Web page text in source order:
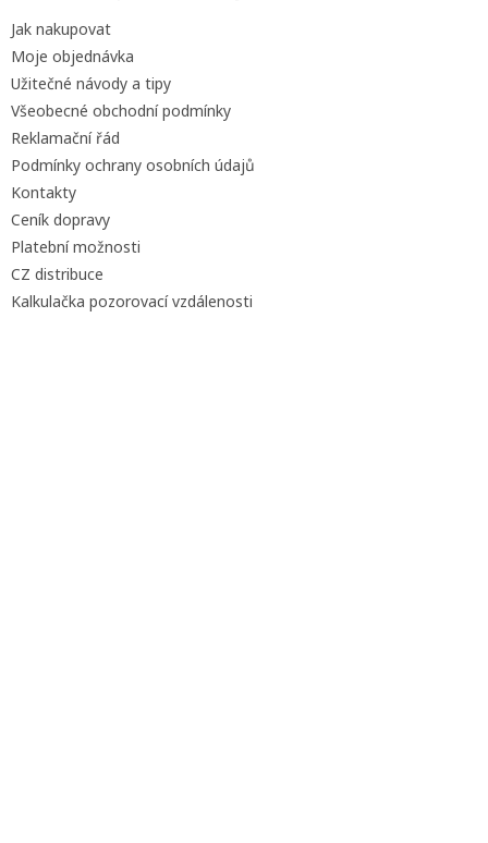
Jak nakupovat
Moje objednávka
Užitečné návody a tipy
Všeobecné obchodní podmínky
Reklamační řád
Podmínky ochrany osobních údajů
Kontakty
Ceník dopravy
Platební možnosti
CZ distribuce
Kalkulačka pozorovací vzdálenosti